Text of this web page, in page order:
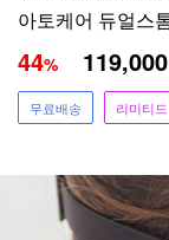
아토케어 듀얼스
44% 119,000
무료배송 리미티드